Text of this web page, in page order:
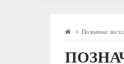
Позначка: